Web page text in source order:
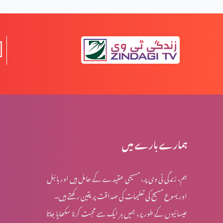
المسیح کے پیروکار عید فسح کیوں نہیں مناتے؟
روایتوں کی جانچھ پڑتال کا مقصد
معافی ازروئے انجیلی بیان (حصہ 2)
کرسمس اسپیشل: کیا جنم دن ماننے پر بت پرست مزاہب کا
اثر ہے؟
ہمارے بارے میں
ہم، زندگی ٹی وی پر، مسیحی عقیدے کے حامل ہیں اور بائبل
اور یسوع مسیح کی تعلیمات کی صداقت پر یقین رکھتے ہیں۔
عیسائیوں کے طور پر، ہمیں ہر ایک سے محبت کرنا سکھایا جاتا